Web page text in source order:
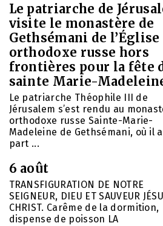
Le patriarche de
visite le monastère de
Gethsémani de l’Église
orthodoxe russe hors
frontières pour la fête
sainte Marie-
Le patriarche Théophile III de
Jérusalem s’est rendu au
orthodoxe russe Sainte-Marie-
Madeleine de Gethsémani, où il
part ...
6 août
TRANSFIGURATION DE NOTRE
SEIGNEUR, DIEU ET SAUVEUR
CHRIST. Carême de la dormition,
dispense de poisson LA